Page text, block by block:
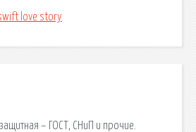
love story
– ГОСТ, СНиП и прочие.